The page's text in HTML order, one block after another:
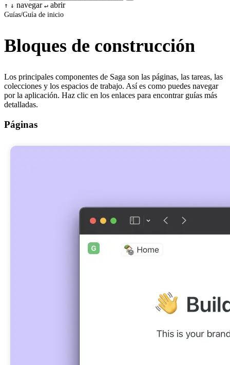
↑ ↓ navegar ↵ abrir
Guías/Guía de inicio
Bloques de construcción
Los principales componentes de Saga son las páginas, las tareas, las
colecciones y los espacios de trabajo. Así es como puedes navegar
por la aplicación. Haz clic en los enlaces para encontrar guías más
detalladas.
Páginas